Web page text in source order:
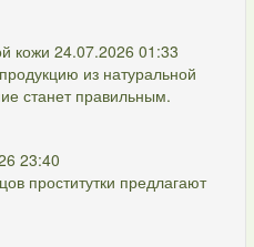
кожи 24.07.2026 01:33
из натуральной
станет правильным.
23:40
проститутки предлагают